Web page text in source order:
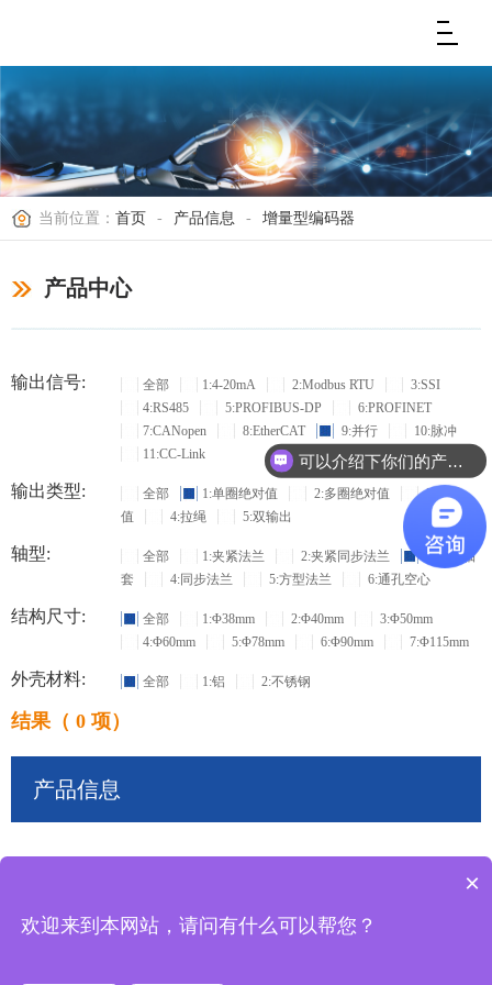
当前位置： 首页 - 产品信息 - 增量型编码器
产品中心
输出信号: 全部 1:4-20mA 2:Modbus RTU
3:SSI
4:RS485
5:PROFIBUS-DP
6:PROFINET
7:CANopen
8:EtherCAT 9:并行
10:脉冲
11:CC-Link
输出类型: 全部 1:单圈绝对值 2:多圈绝对值
3:增量
值
4:拉绳 5:双输出
轴型: 全部 1:夹紧法兰 2:夹紧同步法兰
3:盲孔轴
套
4:同步法兰 5:方型法兰 6:通孔空心
结构尺寸: 全部 1:Φ38mm 2:Φ40mm
3:Φ50mm
4:Φ60mm
5:Φ78mm 6:Φ90mm 7:Φ115mm
外壳材料: 全部 1:铝 2:不锈钢
结果（ 0 项）
产品信息
可以介绍下你们的产品么？
×
欢迎来到本网站，请问有什么可以帮您？